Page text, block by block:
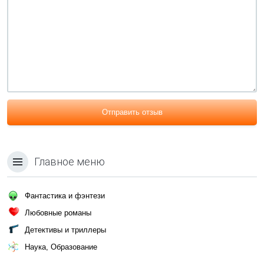
Отправить отзыв
Главное меню
Фантастика и фэнтези
Любовные романы
Детективы и триллеры
Наука, Образование